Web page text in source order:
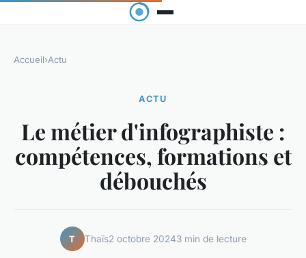
Accueil›Actu
ACTU
Le métier d'infographiste :
compétences, formations et
débouchés
T Thaïs2 octobre 20243 min de lecture